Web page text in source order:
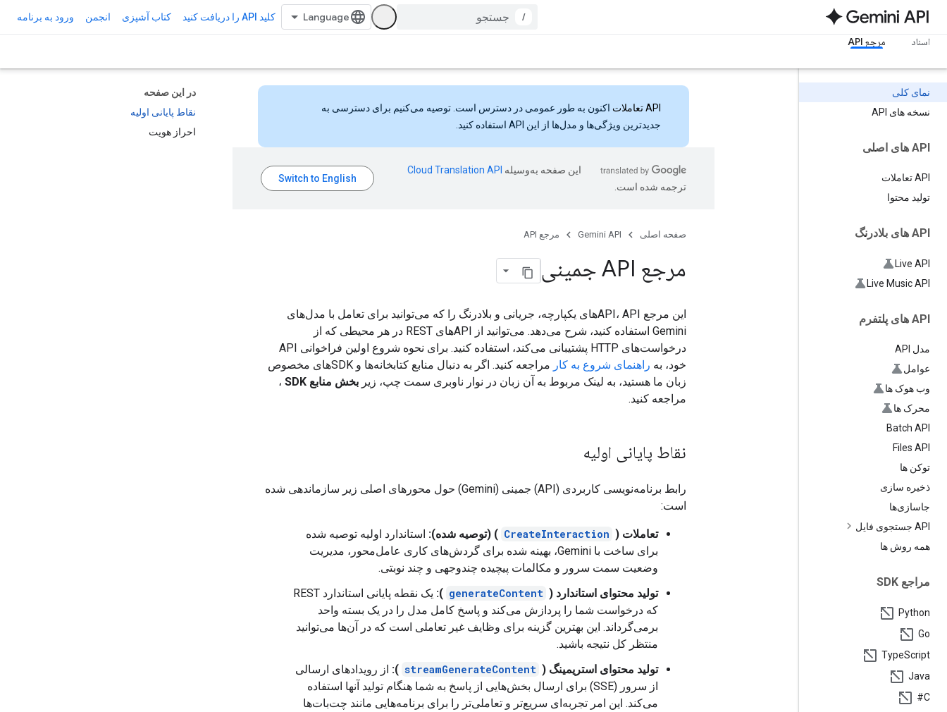
/ کلید API را دریافت کنید کتاب آشپزی انجمن ورود به برنامه
اسناد مرجع API
نمای کلی
نسخه های API
API های اصلی
API تعاملات
تولید محتوا
API های بلادرنگ
Live API
Live Music API
API های پلتفرم
مدل API
عوامل
وب هوک ها
محرک ها
Batch API
Files API
توکن ها
ذخیره سازی
جاسازی‌ها
API جستجوی فایل
همه روش ها
مراجع SDK
Python
Go
TypeScript
Java
C#
در این صفحه
نقاط پایانی اولیه
احراز هویت
API تعاملات
اکنون به طور عمومی در دسترس است. توصیه می‌کنیم برای دسترسی به
جدیدترین ویژگی‌ها و مدل‌ها از این API استفاده کنید.
این صفحه به‌وسیله
ترجمه شده است.
صفحه اصلی Gemini API مرجع API
مرجع API جمینی
این مرجع API، APIهای یکپارچه، جریانی و بلادرنگ را که می‌توانید برای تعامل با مدل‌های
Gemini استفاده کنید، شرح می‌دهد. می‌توانید از APIهای REST در هر محیطی که از
درخواست‌های HTTP پشتیبانی می‌کند، استفاده کنید. برای نحوه شروع اولین فراخوانی API
خود، به راهنمای شروع به کار
مراجعه کنید. اگر به دنبال منابع کتابخانه‌ها و SDKهای مخصوص
زبان ما هستید، به لینک مربوط به آن زبان در نوار ناوبری سمت چپ، زیر بخش منابع SDK
،
مراجعه کنید.
نقاط پایانی اولیه
رابط برنامه‌نویسی کاربردی (API) جمینی (Gemini) حول محورهای اصلی زیر سازماندهی شده
است:
تعاملات ( CreateInteraction ) (توصیه شده): استاندارد اولیه توصیه شده
برای ساخت با Gemini، بهینه شده برای گردش‌های کاری عامل‌محور، مدیریت
وضعیت سمت سرور و مکالمات پیچیده چندوجهی و چند نوبتی.
تولید محتوای استاندارد ( generateContent
):
یک نقطه پایانی استاندارد REST
که درخواست شما را پردازش می‌کند و پاسخ کامل مدل را در یک بسته واحد
برمی‌گرداند. این بهترین گزینه برای وظایف غیر تعاملی است که در آن‌ها می‌توانید
منتظر کل نتیجه باشید.
تولید محتوای استریمینگ ( streamGenerateContent
): از رویدادهای ارسالی
از سرور (SSE) برای ارسال بخش‌هایی از پاسخ به شما هنگام تولید آنها استفاده
می‌کند. این امر تجربه‌ای سریع‌تر و تعاملی‌تر را برای برنامه‌هایی مانند چت‌بات‌ها